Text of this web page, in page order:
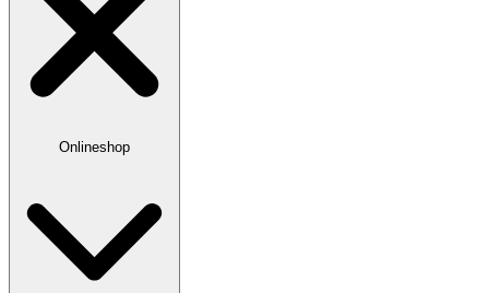
Onlineshop